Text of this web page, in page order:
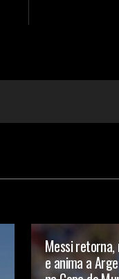
Messi
e anima a